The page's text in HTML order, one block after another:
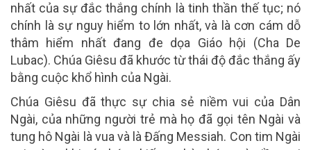
nhất của sự đắc thắng chính là tinh thần thế tục; nó
chính là sự nguy hiểm to lớn nhất, và là cơn cám dỗ
thâm hiểm nhất đang đe dọa Giáo hội (Cha De
Lubac). Chúa Giêsu đã khước từ thái độ đắc thắng ấy
bằng cuộc khổ hình của Ngài.
Chúa Giêsu đã thực sự chia sẻ niềm vui của Dân
Ngài, của những người trẻ mà họ đã gọi tên Ngài và
tung hô Ngài là vua và là Đấng Messiah. Con tim Ngài